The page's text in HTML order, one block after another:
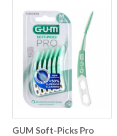
GUM Soft-Picks Pro